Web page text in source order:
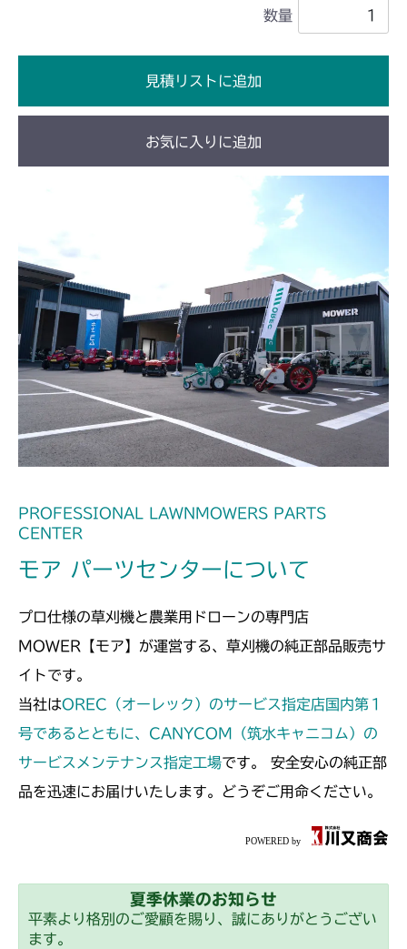
CM2203YC/YCV/YCV1
NO.1732030～
本体 FIG25 刈刃カバー
CMX1402HC
本体 FIG28 刈刃カバー
本体 FIG33 刈刃カバー
本体 FIG49 刈刃カバー(日本 韓国 Asia)
本体 FIG50 刈刃カバー(CE ISEKI)
本体 FIG30 刈刃カバー
CMX2206HC
本体 FIG27 刈刃カバー
CMX2402HC
本体 FIG36 刈刃カバー(日本)
本体 FIG37 刈刃カバー(CE AU USA)
CMX2404HC/V/S
本体 FIG28 刈刃カバー(日本)
CMX2506YC/YCV/YCS
本体 FIG32 刈刃カバー
数量
見積リストに追加
お気に入りに追加
PROFESSIONAL LAWNMOWERS PARTS
CENTER
モア パーツセンターについて
プロ仕様の草刈機と農業用ドローンの専門店
MOWER【モア】が運営する、草刈機の純正部品販売サ
イトです。
当社はOREC（オーレック）のサービス指定店国内第１
号であるとともに、CANYCOM（筑水キャニコム）の
サービスメンテナンス指定工場です。 安全安心の純正部
品を迅速にお届けいたします。どうぞご用命ください。
夏季休業のお知らせ
平素より格別のご愛顧を賜り、誠にありがとうござい
ます。